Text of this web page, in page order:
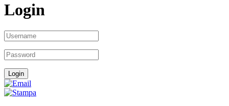
Login